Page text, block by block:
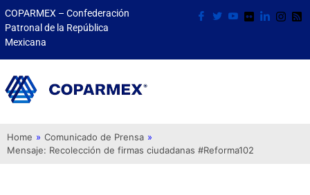
COPARMEX – Confederación
Patronal de la República
Mexicana
Home » Comunicado de Prensa »
Mensaje: Recolección de firmas ciudadanas #Reforma102